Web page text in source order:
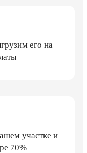
его на
участке и
70%